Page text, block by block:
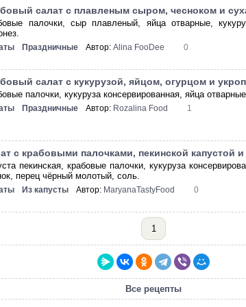
салат с плавленым сыром, чесноком и
палочки, сыр плавленый, яйца отварные,
Праздничные Автор:Alina FooDee 0
салат с кукурузой, яйцом, огурцом и
палочки, кукуруза консервированная, яйца
Праздничные Автор: Rozalina Food 1
с крабовыми палочками, пекинской капустой и
пекинская, крабовые палочки, кукуруза
перец чёрный молотый, соль.
Из капусты Автор: MaryanaTastyFood 0
1
Все рецепты